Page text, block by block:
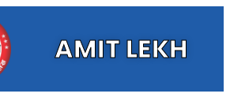
AMIT LEKH